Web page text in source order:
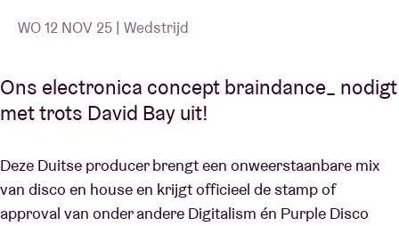
Contact
WO 12 NOV 25 | Wedstrijd
Ons electronica concept braindance_ nodigt
met trots David Bay uit!
Deze Duitse producer brengt een onweerstaanbare mix
van disco en house en krijgt officieel de stamp of
approval van onder andere Digitalism én Purple Disco